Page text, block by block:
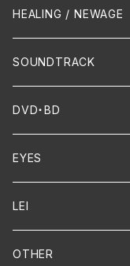
Crossover / Fusion
Dixie / New Orleans
FUNK
Chanson
Piano
Flute
Violin
Cello
Guitar / Ukulele
Mandolin
HEALING / NEWAGE
SOUNDTRACK
DVD・BD
EYES
LEI
OTHER